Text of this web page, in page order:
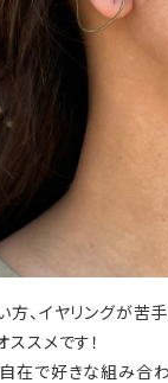
方、イヤリングが苦
スメです！
在で好きな組み合